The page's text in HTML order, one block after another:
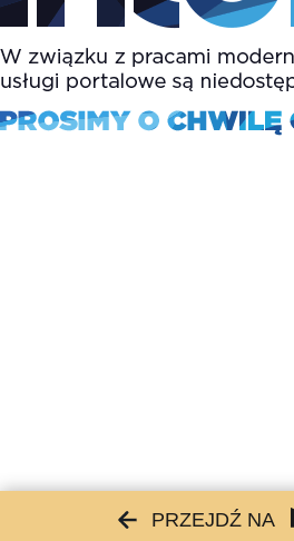
PRZEJDŹ NA